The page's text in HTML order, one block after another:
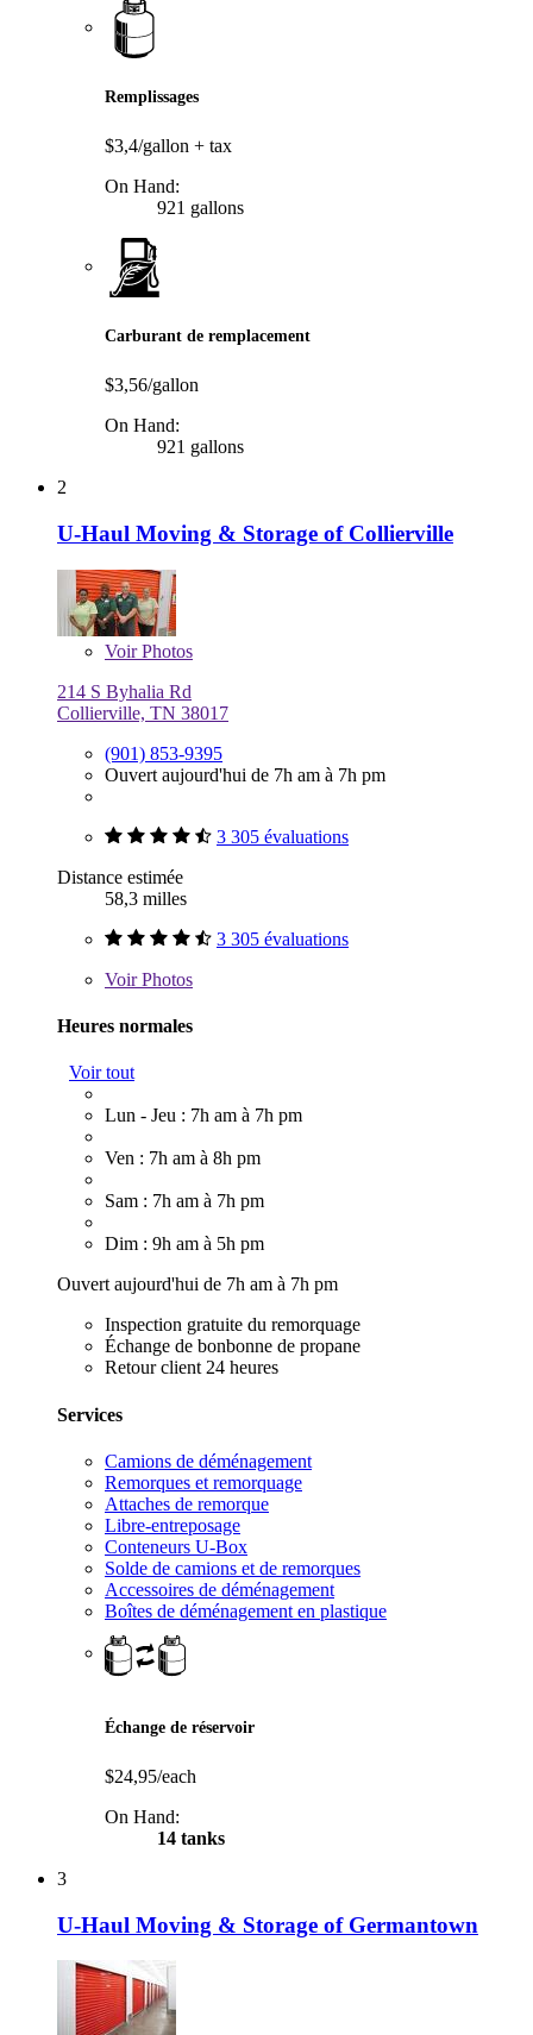
Remplissages
$3,4/gallon + tax
On Hand:
921 gallons
Carburant de remplacement
$3,56/gallon
On Hand:
921 gallons
2
U-Haul Moving & Storage of Collierville
VoirPhotos
214 S Byhalia Rd
Collierville, TN 38017
(901) 853-9395
Ouvert aujourd'hui de 7h am à 7h pm
3 305 évaluations
Distance estimée
58,3 milles
3 305 évaluations
VoirPhotos
Heures normales
Voir tout
Lun - Jeu : 7h am à 7h pm
Ven : 7h am à 8h pm
Sam : 7h am à 7h pm
Dim : 9h am à 5h pm
Ouvert aujourd'hui de 7h am à 7h pm
Inspection gratuite du remorquage
Échange de bonbonne de propane
Retour client 24 heures
Services
Camions de déménagement
Remorques et remorquage
Attaches de remorque
Libre-entreposage
Conteneurs U-Box
Solde de camions et de remorques
Accessoires de déménagement
Boîtes de déménagement en plastique
Échange de réservoir
$24,95/each
On Hand:
14 tanks
3
U-Haul Moving & Storage of Germantown